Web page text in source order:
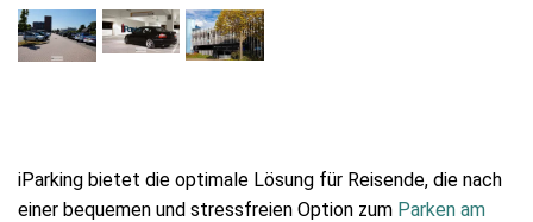
iParking bietet die optimale Lösung für Reisende, die nach
einer bequemen und stressfreien Option zum Parken am